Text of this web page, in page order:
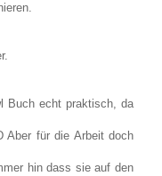
Buch echt praktisch, da
Aber für die Arbeit doch
hin dass sie auf den